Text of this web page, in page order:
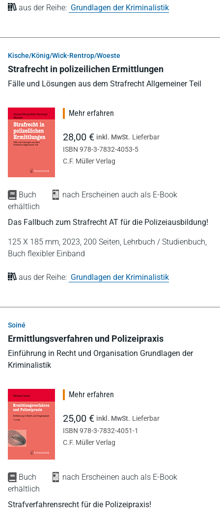
aus der Reihe: Grundlagen der Kriminalistik
Kische/König/Wick-Rentrop/Woeste
Strafrecht in polizeilichen Ermittlungen
Fälle und Lösungen aus dem Strafrecht Allgemeiner Teil
Buch
nach Erscheinen auch als E-Book
erhältlich
Das Fallbuch zum Strafrecht AT für die Polizeiausbildung!
125 X 185 mm, 2023, 200 Seiten, Lehrbuch / Studienbuch,
Buch flexibler Einband
aus der Reihe: Grundlagen der Kriminalistik
Mehr erfahren
28,00 € inkl. MwSt. Lieferbar
ISBN 978-3-7832-4053-5
C.F. Müller Verlag
Soiné
Ermittlungsverfahren und Polizeipraxis
Einführung in Recht und Organisation Grundlagen der
Kriminalistik
Buch
nach Erscheinen auch als E-Book
erhältlich
Strafverfahrensrecht für die Polizeipraxis!
Mehr erfahren
25,00 € inkl. MwSt. Lieferbar
ISBN 978-3-7832-4051-1
C.F. Müller Verlag